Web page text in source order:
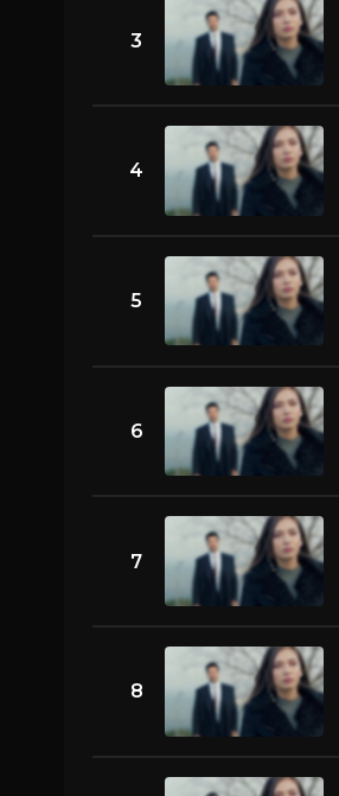
3
4
5
6
7
8